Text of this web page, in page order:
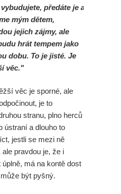
předáte je a
mým dětem,
jejich zájmy, ale
hrát tempem jako
dobu. To je jisté. Je
věc."
věc je sporné, ale
je to
stranu, plno herců
ústraní a dlouho to
jestli se mezi ně
pravdou je, že i
má na kontě dost
být pyšný.